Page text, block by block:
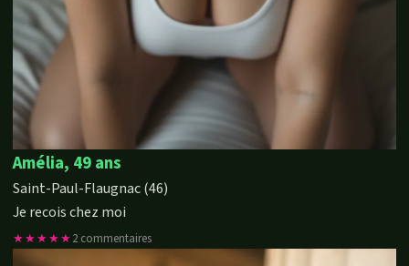
Amélia, 49 ans
Saint-Paul-Flaugnac (46)
Je recois chez moi
★★★★★2 commentaires